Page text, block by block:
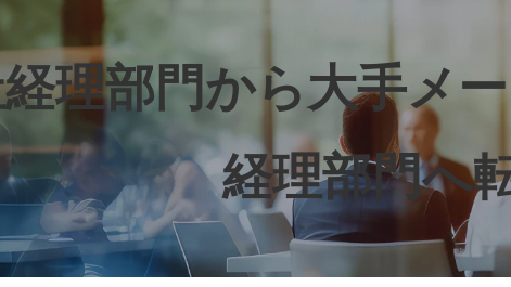
理部門から大手メ
経理部門へ